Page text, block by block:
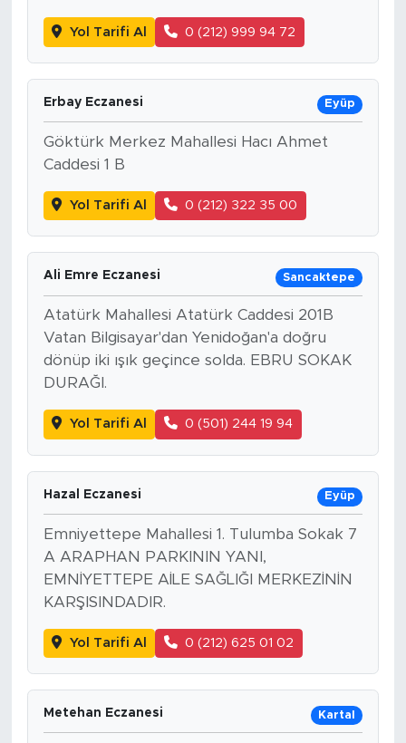
Yol Tarifi Al 0 (212) 999 94 72
Erbay Eczanesi Eyüp
Göktürk Merkez Mahallesi Hacı Ahmet
Caddesi 1 B
Yol Tarifi Al 0 (212) 322 35 00
Ali Emre Eczanesi Sancaktepe
Atatürk Mahallesi Atatürk Caddesi 201B
Vatan Bilgisayar'dan Yenidoğan'a doğru
dönüp iki ışık geçince solda. EBRU SOKAK
DURAĞI.
Yol Tarifi Al 0 (501) 244 19 94
Hazal Eczanesi Eyüp
Emniyettepe Mahallesi 1. Tulumba Sokak 7
A ARAPHAN PARKININ YANI,
EMNİYETTEPE AİLE SAĞLIĞI MERKEZİNİN
KARŞISINDADIR.
Yol Tarifi Al 0 (212) 625 01 02
Metehan Eczanesi Kartal